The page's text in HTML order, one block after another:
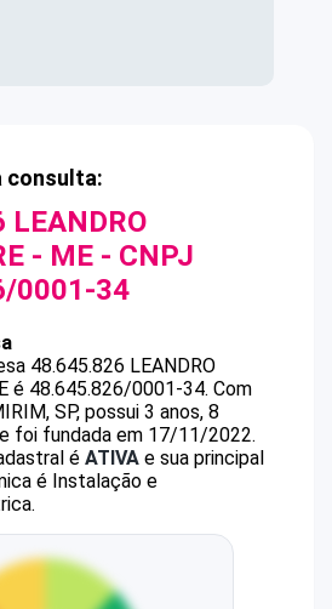
consulta:
- ME - CNPJ
0001-34
48.645.826 LEANDRO
é 48.645.826/0001-34. Com
SP, possui 3 anos, 8
foi fundada em 17/11/2022.
é ATIVA e sua principal
é Instalação e